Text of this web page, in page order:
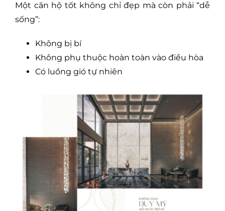
Một căn hộ tốt không chỉ đẹp mà còn phải “dễ
sống”:
Không bị bí
Không phụ thuộc hoàn toàn vào điều hòa
Có luồng gió tự nhiên